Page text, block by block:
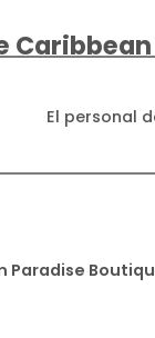
El personal
Paradise